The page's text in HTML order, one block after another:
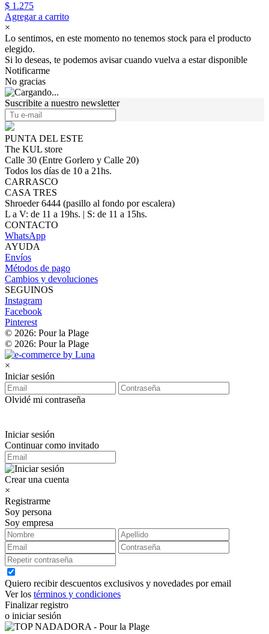
$ 1.275
Agregar a carrito
×
Lo sentimos, en este momento no tenemos stock para el producto
elegido.
Si lo deseas, te podemos avisar cuando vuelva a estar disponible
Notificarme
No gracias
Suscribite a nuestro newsletter
PUNTA DEL ESTE
The KUL store
Calle 30 (Entre Gorlero y Calle 20)
Todos los días de 10 a 21hs.
CARRASCO
CASA TRES
Shroeder 6444 (pasillo al fondo por escalera)
L a V: de 11 a 19hs. | S: de 11 a 15hs.
CONTACTO
WhatsApp
AYUDA
Envíos
Métodos de pago
Cambios y devoluciones
SEGUINOS
Instagram
Facebook
Pinterest
© 2026: Pour la Plage
© 2026: Pour la Plage
×
Iniciar sesión
Olvidé mi contraseña
Iniciar sesión
Continuar como invitado
Crear una cuenta
×
Registrarme
Soy persona
Soy empresa
Quiero recibir descuentos exclusivos y novedades por email
Ver los términos y condiciones
Finalizar registro
o iniciar sesión